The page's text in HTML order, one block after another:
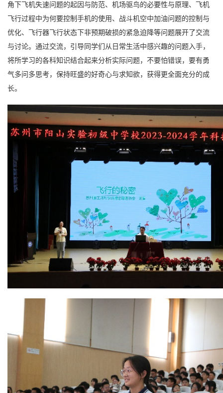
角下飞机失速问题的起因与防范、机场驱鸟的必要性与原理、飞机
飞行过程中为何要控制手机的使用、战斗机空中加油问题的控制与
优化、飞行器飞行状态下非预期破损的紧急迫降等问题展开了交流
与讨论。通过交流，引导同学们从日常生活中感兴趣的问题入手，
将所学习的各科知识结合起来分析实际问题，不要怕错误，要有勇
气多问多思考，保持旺盛的好奇心与求知欲，获得更全面充分的成
长。